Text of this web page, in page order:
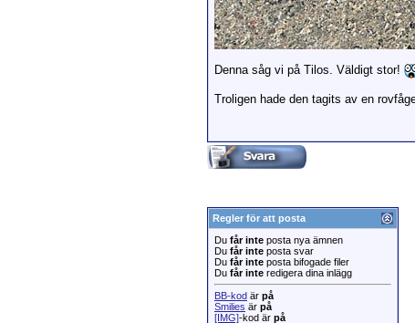
Denna såg vi på Tilos. Väldigt stor!
Troligen hade den tagits av en
Regler för att posta
Du får inte posta nya ämnen
Du får inte posta svar
Du får inte posta bifogade filer
Du får inte redigera dina inlägg
BB-kod är på
Smilies är på
[IMG]-kod är på